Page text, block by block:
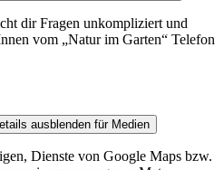
dir Fragen unkompliziert und
vom „Natur im Garten“ Telefon
ausblenden für Medien
Dienste von Google Maps bzw.